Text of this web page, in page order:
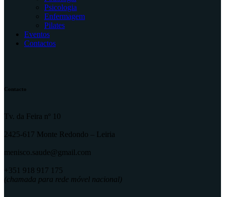
Psicologia
Enfermagem
Pilates
Eventos
Contactos
Contacto
Tv. da Feira nº 10
2425-617 Monte Redondo – Leiria
menisco.saude@gmail.com
+351 918 917 175
(chamada para rede móvel nacional)